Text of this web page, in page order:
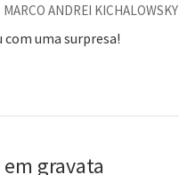
MARCO ANDREI KICHALOWSKY
uma surpresa!
gravata